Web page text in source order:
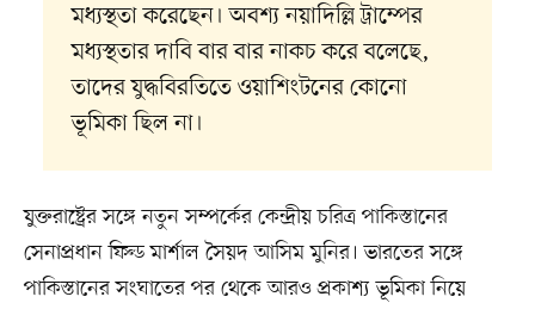
মধ্যস্থতা করেছেন। অবশ্য নয়াদিল্লি ট্রাম্পের
মধ্যস্থতার দাবি বার বার নাকচ করে বলেছে,
তাদের যুদ্ধবিরতিতে ওয়াশিংটনের কোনো
ভূমিকা ছিল না।
যুক্তরাষ্ট্রের সঙ্গে নতুন সম্পর্কের কেন্দ্রীয় চরিত্র পাকিস্তানের
সেনাপ্রধান ফিল্ড মার্শাল সৈয়দ আসিম মুনির। ভারতের সঙ্গে
পাকিস্তানের সংঘাতের পর থেকে আরও প্রকাশ্য ভূমিকা নিয়ে